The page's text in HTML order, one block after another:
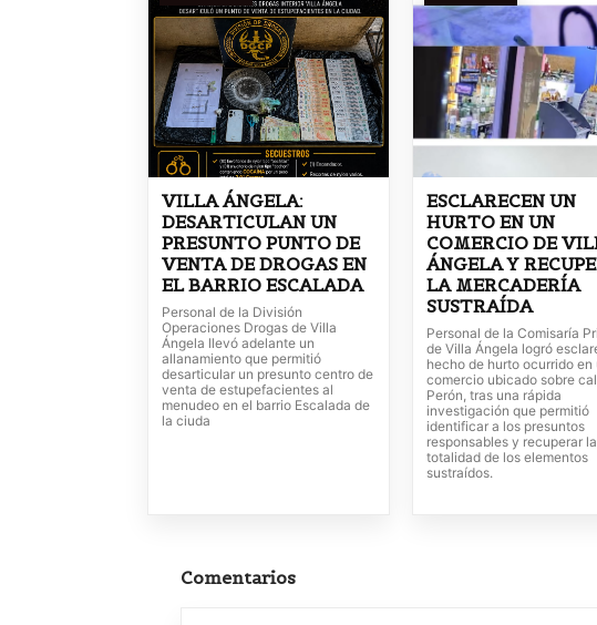
VILLA ÁNGELA:
DESARTICULAN UN
PRESUNTO PUNTO DE
VENTA DE DROGAS EN
EL BARRIO ESCALADA
Personal de la División
Operaciones Drogas de Villa
Ángela llevó adelante un
allanamiento que permitió
desarticular un presunto centro de
venta de estupefacientes al
menudeo en el barrio Escalada de
la ciuda
ESCLARECEN UN
HURTO EN UN
COMERCIO DE
ÁNGELA Y
LA MERCADERÍA
SUSTRAÍDA
Personal de la Comisaría
de Villa Ángela logró
hecho de hurto ocurrido en
comercio ubicado sobre
Perón, tras una rápida
investigación que permitió
identificar a los presuntos
responsables y recuperar la
totalidad de los elementos
sustraídos.
Comentarios